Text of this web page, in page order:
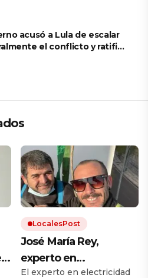
acusó a Lula de escalar
el conflicto y ratificó
LocalesPost
José María Rey,
experto en
climatización: “La
El experto en electricidad